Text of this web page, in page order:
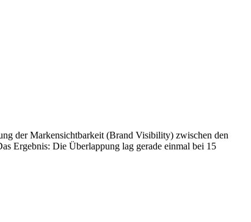
der Markensichtbarkeit (Brand Visibility) zwischen den
Ergebnis: Die Überlappung lag gerade einmal bei 15